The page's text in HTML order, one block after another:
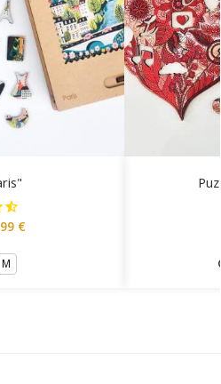
€
M